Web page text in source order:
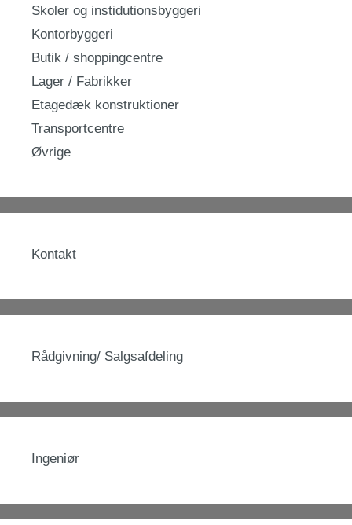
Skoler og instidutionsbyggeri
Kontorbyggeri
Butik / shoppingcentre
Lager / Fabrikker
Etagedæk konstruktioner
Transportcentre
Øvrige
Kontakt
Rådgivning/ Salgsafdeling
Ingeniør